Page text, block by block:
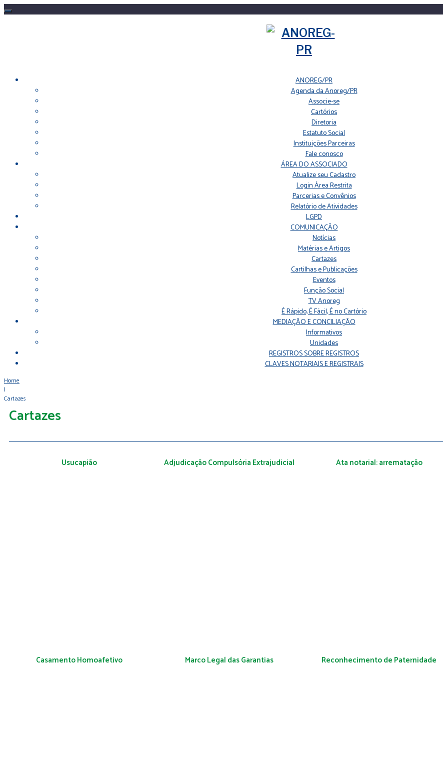
ANOREG/PR
Agenda da Anoreg/PR
Associe-se
Cartórios
Diretoria
Estatuto Social
Instituições Parceiras
Fale conosco
ÁREA DO ASSOCIADO
Atualize seu Cadastro
Login Área Restrita
Parcerias e Convênios
Relatório de Atividades
LGPD
COMUNICAÇÃO
Notícias
Matérias e Artigos
Cartazes
Cartilhas e Publicações
Eventos
Função Social
TV Anoreg
É Rápido, É Fácil, É no Cartório
MEDIAÇÃO E CONCILIAÇÃO
Informativos
Unidades
REGISTROS SOBRE REGISTROS
CLAVES NOTARIAIS E REGISTRAIS
Home
|
Cartazes
Cartazes
Usucapião Adjudicação Compulsória Extrajudicial Ata notarial: arrematação
Casamento Homoafetivo Marco Legal das Garantias Reconhecimento de Paternidade